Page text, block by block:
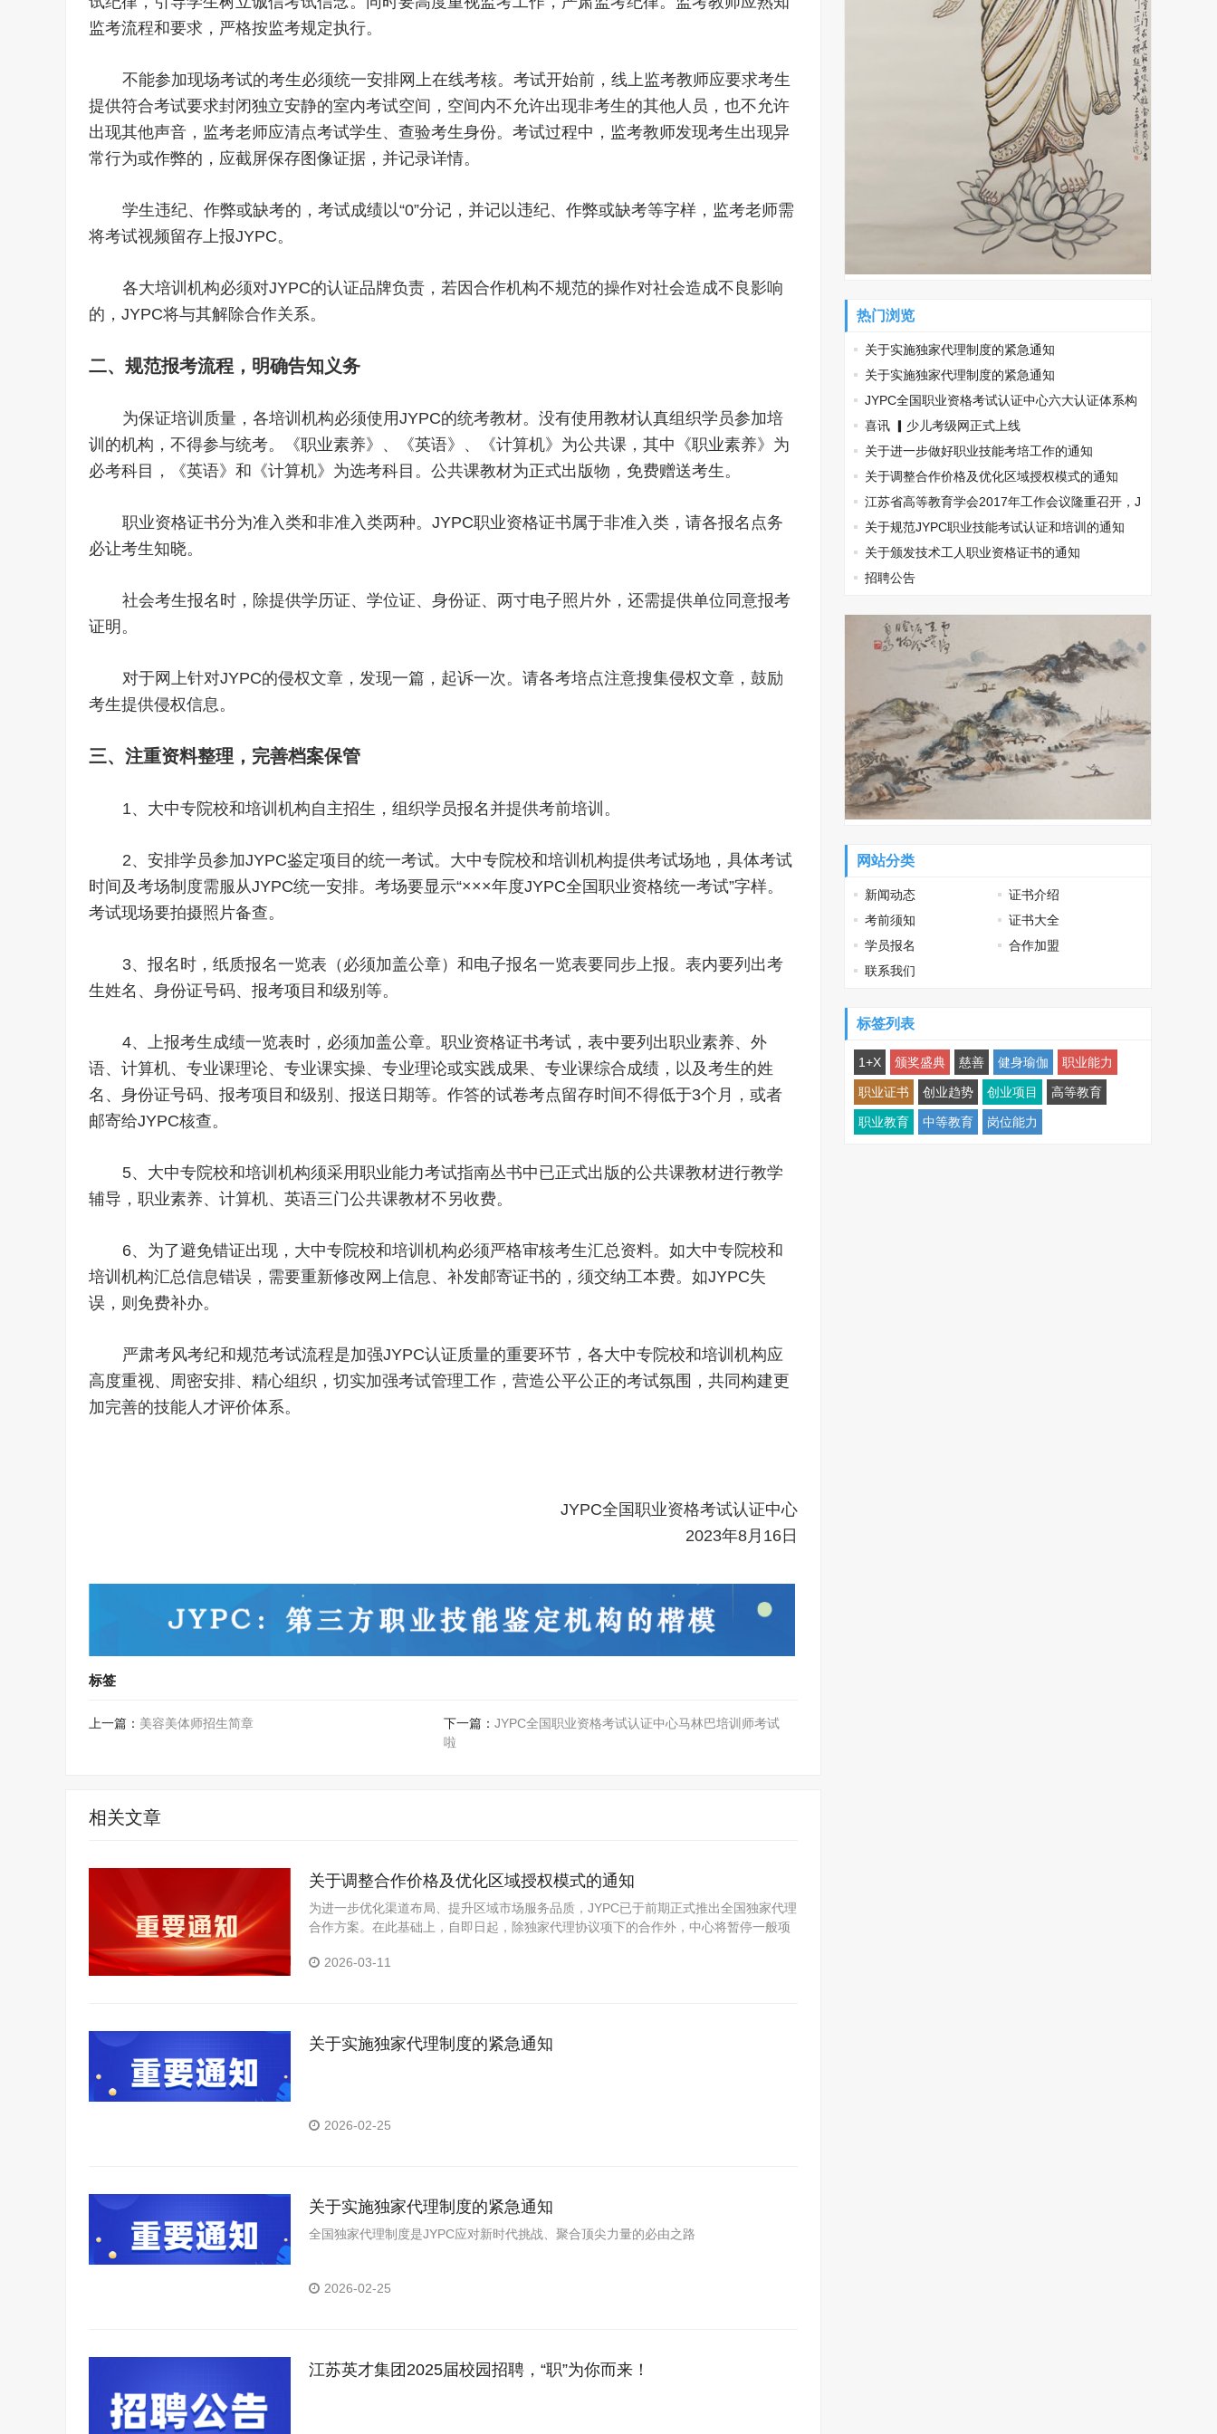
监考流程和要求，严格按监考规定执行。
不能参加现场考试的考生必须统一安排网上在线考核。考试开始前，线上监考教师应要求考生
提供符合考试要求封闭独立安静的室内考试空间，空间内不允许出现非考生的其他人员，也不允许
出现其他声音，监考老师应清点考试学生、查验考生身份。考试过程中，监考教师发现考生出现异
常行为或作弊的，应截屏保存图像证据，并记录详情。
学生违纪、作弊或缺考的，考试成绩以“0”分记，并记以违纪、作弊或缺考等字样，监考老师需
将考试视频留存上报JYPC。
各大培训机构必须对JYPC的认证品牌负责，若因合作机构不规范的操作对社会造成不良影响
的，JYPC将与其解除合作关系。
二、规范报考流程，明确告知义务
为保证培训质量，各培训机构必须使用JYPC的统考教材。没有使用教材认真组织学员参加培
训的机构，不得参与统考。《职业素养》、《英语》、《计算机》为公共课，其中《职业素养》为
必考科目，《英语》和《计算机》为选考科目。公共课教材为正式出版物，免费赠送考生。
职业资格证书分为准入类和非准入类两种。JYPC职业资格证书属于非准入类，请各报名点务
必让考生知晓。
社会考生报名时，除提供学历证、学位证、身份证、两寸电子照片外，还需提供单位同意报考
证明。
对于网上针对JYPC的侵权文章，发现一篇，起诉一次。请各考培点注意搜集侵权文章，鼓励
考生提供侵权信息。
三、注重资料整理，完善档案保管
1、大中专院校和培训机构自主招生，组织学员报名并提供考前培训。
2、安排学员参加JYPC鉴定项目的统一考试。大中专院校和培训机构提供考试场地，具体考试
时间及考场制度需服从JYPC统一安排。考场要显示“×××年度JYPC全国职业资格统一考试”字样。
考试现场要拍摄照片备查。
3、报名时，纸质报名一览表（必须加盖公章）和电子报名一览表要同步上报。表内要列出考
生姓名、身份证号码、报考项目和级别等。
4、上报考生成绩一览表时，必须加盖公章。职业资格证书考试，表中要列出职业素养、外
语、计算机、专业课理论、专业课实操、专业理论或实践成果、专业课综合成绩，以及考生的姓
名、身份证号码、报考项目和级别、报送日期等。作答的试卷考点留存时间不得低于3个月，或者
邮寄给JYPC核查。
5、大中专院校和培训机构须采用职业能力考试指南丛书中已正式出版的公共课教材进行教学
辅导，职业素养、计算机、英语三门公共课教材不另收费。
6、为了避免错证出现，大中专院校和培训机构必须严格审核考生汇总资料。如大中专院校和
培训机构汇总信息错误，需要重新修改网上信息、补发邮寄证书的，须交纳工本费。如JYPC失
误，则免费补办。
严肃考风考纪和规范考试流程是加强JYPC认证质量的重要环节，各大中专院校和培训机构应
高度重视、周密安排、精心组织，切实加强考试管理工作，营造公平公正的考试氛围，共同构建更
加完善的技能人才评价体系。
JYPC全国职业资格考试认证中心
2023年8月16日
标签
上一篇： 美容美体师招生简章 下一篇： JYPC全国职业资格考试认证中心马林巴培训师考试
啦
相关文章
关于调整合作价格及优化区域授权模式的通知
为进一步优化渠道布局、提升区域市场服务品质，JYPC已于前期正式推出全国独家代理
合作方案。在此基础上，自即日起，除独家代理协议项下的合作外，中心将暂停一般项
2026-03-11
关于实施独家代理制度的紧急通知
2026-02-25
关于实施独家代理制度的紧急通知
全国独家代理制度是JYPC应对新时代挑战、聚合顶尖力量的必由之路
2026-02-25
江苏英才集团2025届校园招聘，“职”为你而来！
热门浏览
关于实施独家代理制度的紧急通知
关于实施独家代理制度的紧急通知
JYPC全国职业资格考试认证中心六大认证体系构
建完成
喜讯 ▎少儿考级网正式上线
关于进一步做好职业技能考培工作的通知
关于调整合作价格及优化区域授权模式的通知
江苏省高等教育学会2017年工作会议隆重召开，J
YPC出席
关于规范JYPC职业技能考试认证和培训的通知
关于颁发技术工人职业资格证书的通知
招聘公告
网站分类
新闻动态
证书介绍
考前须知
证书大全
学员报名
合作加盟
联系我们
标签列表
1+X 颁奖盛典 慈善 健身瑜伽 职业能力
职业证书 创业趋势 创业项目 高等教育
职业教育 中等教育 岗位能力